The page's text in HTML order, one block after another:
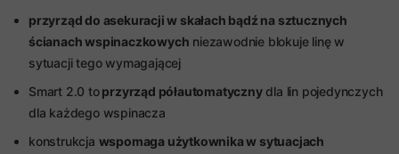
przyrząd do asekuracji w skałach bądź na sztucznych
ścianach wspinaczkowych niezawodnie blokuje linę w
sytuacji tego wymagającej
Smart 2.0 toprzyrząd półautomatycznydla lin pojedynczych
dla każdego wspinacza
konstrukcja wspomaga użytkownika w sytuacjach